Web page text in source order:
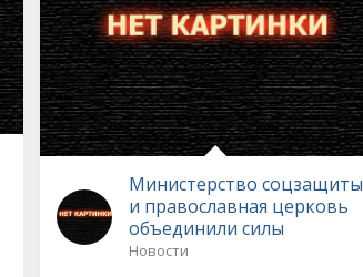
Министерство соцзащиты
и православная церковь
объединили силы
Новости